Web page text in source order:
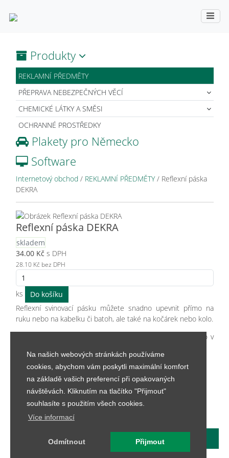
Na našich webových stránkách používáme
cookies, abychom vám poskytli maximální komfort
na základě vašich preferencí při opakovaných
návštěvách. Kliknutím na tlačítko "Přijmout"
souhlasíte s použitím všech cookies.
Více informací
Odmítnout Přijmout
Produkty
REKLAMNÍ PŘEDMĚTY
PŘEPRAVA NEBEZPEČNÝCH VĚCÍ
CHEMICKÉ LÁTKY A SMĚSI
OCHRANNÉ PROSTŘEDKY
Plakety pro Německo
Software
Internetový obchod/ REKLAMNÍ PŘEDMĚTY/ Reflexní páska
DEKRA
Reflexní páska DEKRA
skladem
34.00Kč s DPH
28.10Kč bez DPH
ks
Reflexní svinovací pásku můžete snadno upevnit přímo na
ruku nebo na kabelku či batoh, ale také na kočárek nebo kolo.
Reflexní doplněk, který zajistí větší viditelnost za šera nebo v
Dostupné barvy: stříbrná
Rozměr: délka 40 cm; šířka 3 cm
DEKRA CZ a.s. Vše o nákupu